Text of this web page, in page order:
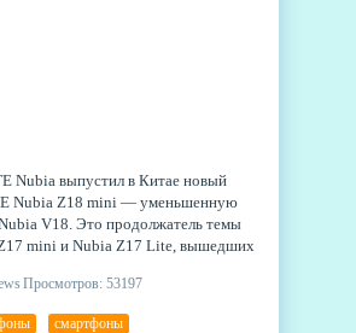
Nubia выпустил в Китае новый
Nubia Z18 mini — уменьшенную
V18. Это продолжатель темы
mini и Nubia Z17 Lite, вышедших
и высокобюджетных гаджетов.
Просмотров: 53197
смартфоны